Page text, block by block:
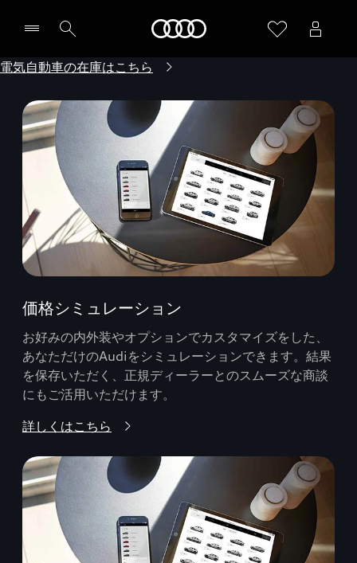
電気自動車の在庫はこちら
価格シミュレーション
お好みの内外装やオプションでカスタマイズをした、
あなただけのAudiをシミュレーションできます。結果
を保存いただく、正規ディーラーとのスムーズな商談
にもご活用いただけます。
詳しくはこちら